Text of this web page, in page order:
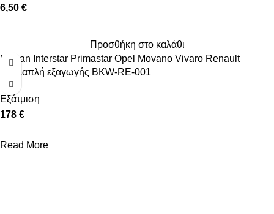
6,50 €
Προσθήκη στο καλάθι
Nissan Interstar Primastar Opel Movano Vivaro Renault
πολλαπλή εξαγωγής BKW-RE-001
Εξάτμιση
178 €
Read More